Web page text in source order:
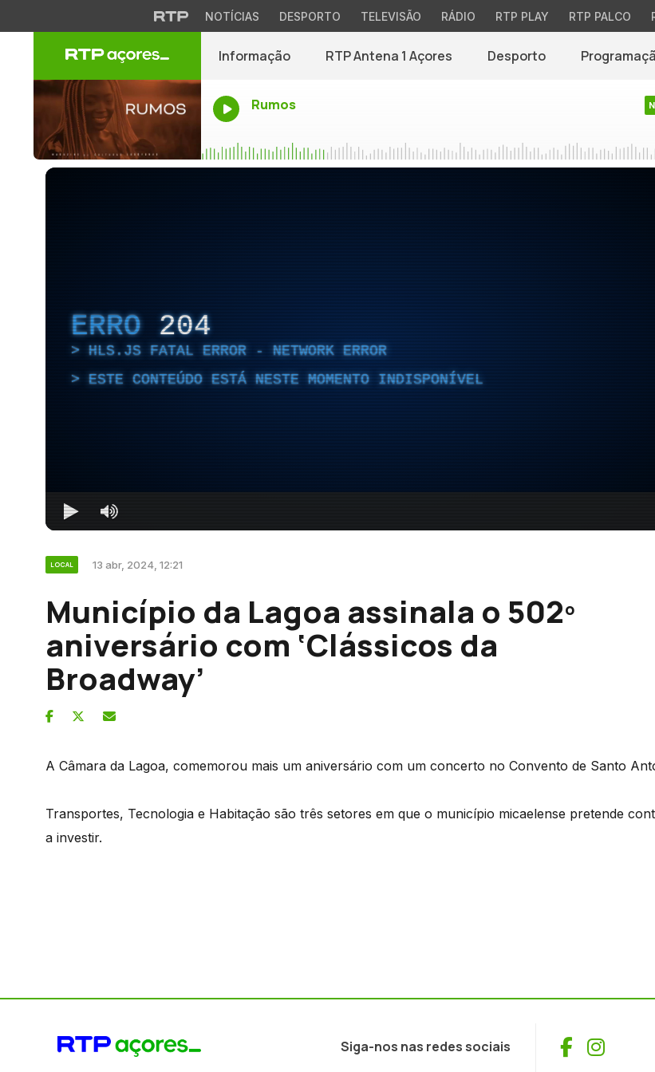
NOTÍCIAS DESPORTO TELEVISÃO RÁDIO RTP PLAY RTP PALCO
Informação RTP Antena 1 Açores Desporto
Rumos
ERRO 204
HLS.JS FATAL ERROR - NETWORK ERROR
ESTE CONTEÚDO ESTÁ NESTE MOMENTO INDISPONÍVEL
LOCAL 13 abr, 2024, 12:21
Município da Lagoa assinala o 502º
aniversário com ‘Clássicos da
Broadway’
A Câmara da Lagoa, comemorou mais um aniversário com um concerto no Convento de Santo
Transportes, Tecnologia e Habitação são três setores em que o município micaelense pretende
a investir.
Siga-nos nas redes sociais Facebook